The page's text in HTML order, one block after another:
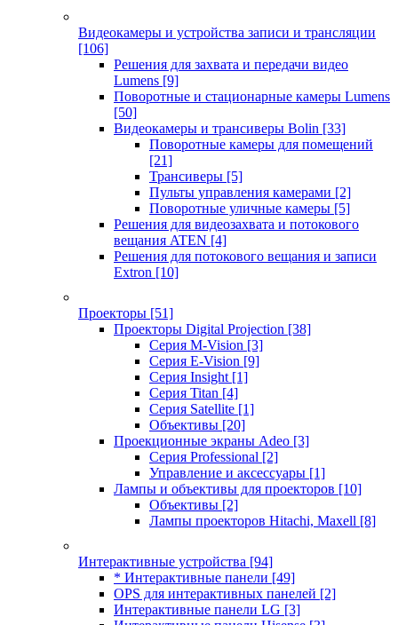
Видеокамеры и устройства записи и трансляции
[106]
Решения для захвата и передачи видео
Lumens [9]
Поворотные и стационарные камеры Lumens
[50]
Видеокамеры и трансиверы Bolin [33]
Поворотные камеры для помещений
[21]
Трансиверы [5]
Пульты управления камерами [2]
Поворотные уличные камеры [5]
Решения для видеозахвата и потокового
вещания ATEN [4]
Решения для потокового вещания и записи
Extron [10]
Проекторы [51]
Проекторы Digital Projection [38]
Серия M-Vision [3]
Серия E-Vision [9]
Серия Insight [1]
Серия Titan [4]
Серия Satellite [1]
Объективы [20]
Проекционные экраны Adeo [3]
Серия Professional [2]
Управление и аксессуары [1]
Лампы и объективы для проекторов [10]
Объективы [2]
Лампы проекторов Hitachi, Maxell [8]
Интерактивные устройства [94]
* Интерактивные панели [49]
OPS для интерактивных панелей [2]
Интерактивные панели LG [3]